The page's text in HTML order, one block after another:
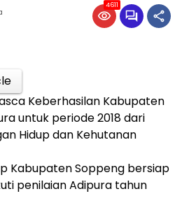
4611
Keberhasilan Kabupaten
untuk periode 2018 dari
Hidup dan Kehutanan
Kabupaten Soppeng bersiap
penilaian Adipura tahun